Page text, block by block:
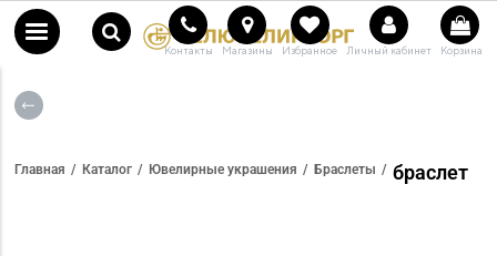
Контакты Магазины Избранное Личный кабинет Корзина
Главная Каталог Ювелирные украшения Браслеты браслет